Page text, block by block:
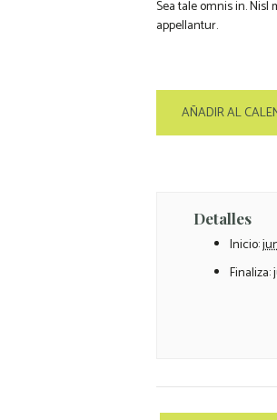
Sea tale omnis in.
appellantur.
AÑADIR AL
Detalles
Inicio:
Finaliza: